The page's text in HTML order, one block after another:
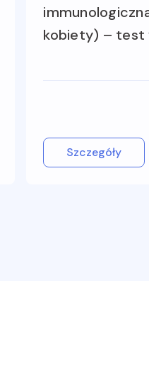
kobiety) – test
Szczegóły